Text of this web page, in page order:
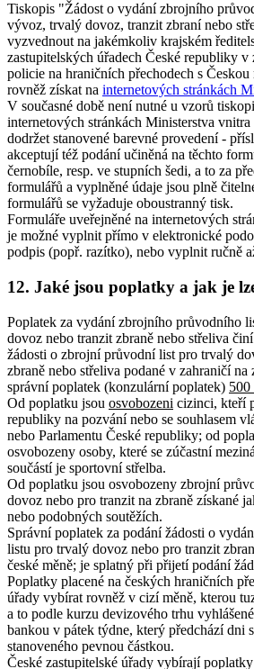
Tiskopis "Žádost o vydání zbrojního
vývoz, trvalý dovoz, tranzit zbraní nebo
vyzvednout na jakémkoliv krajském
zastupitelských úřadech České republiky v
policie na hraničních přechodech s
rovněž získat na internetových stránkách
V současné době není nutné u vzorů
internetových stránkách Ministerstva
dodržet stanovené barevné provedení -
akceptují též podání učiněná na těchto
černobíle, resp. ve stupních šedi, a to za
formulářů a vyplněné údaje jsou plně
formulářů se vyžaduje oboustranný tisk.
Formuláře uveřejněné na internetových
je možné vyplnit přímo v elektronické
podpis (popř. razítko), nebo vyplnit ručně
12. Jaké jsou poplatky a jak je
Poplatek za vydání zbrojního průvodního
dovoz nebo tranzit zbraně nebo střeliva činí
žádosti o zbrojní průvodní list pro trvalý
zbraně nebo střeliva podané v zahraničí
správní poplatek (konzulární poplatek)
Od poplatku jsou osvobozeni cizinci, kteří
republiky na pozvání nebo se souhlasem
nebo Parlamentu České republiky; od
osvobozeny osoby, které se zúčastní
součástí je sportovní střelba.
Od poplatku jsou osvobozeny zbrojní
dovoz nebo pro tranzit na zbraně získané
nebo podobných soutěžích.
Správní poplatek za podání žádosti o
listu pro trvalý dovoz nebo pro tranzit
české měně; je splatný při přijetí podání
Poplatky placené na českých hraničních
úřady vybírat rovněž v cizí měně, kterou
a to podle kurzu devizového trhu
bankou v pátek týdne, který předchází dni
stanoveného pevnou částkou.
České zastupitelské úřady vybírají